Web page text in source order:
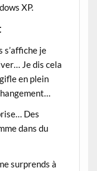
XP.
s’affiche je
Je dis cela
en plein
Des
dans du
surprends à